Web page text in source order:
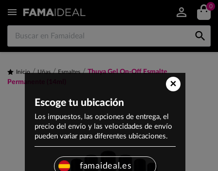
 0

Inicio Uñas Esmaltes
Thuya Gel On-Off Esmalte
Permanente (14ml)
×
Escoge tu ubicación
Los impuestos, las opciones de entrega, el
precio del envío y las velocidades de envío
pueden variar para diferentes ubicaciones.
famaideal.es